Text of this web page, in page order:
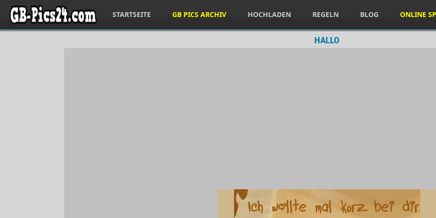
STARTSEITE GB PICS ARCHIV HOCHLADEN REGELN BLOG ONLINE
HALLO